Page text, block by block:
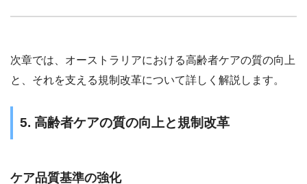
次章では、オーストラリアにおける高齢者ケアの質の向上
と、それを支える規制改革について詳しく解説します。
5. 高齢者ケアの質の向上と規制改革
ケア品質基準の強化